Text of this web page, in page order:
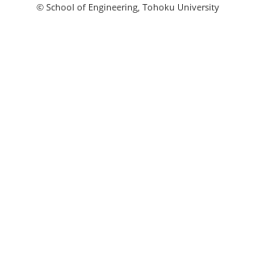
© School of Engineering, Tohoku University